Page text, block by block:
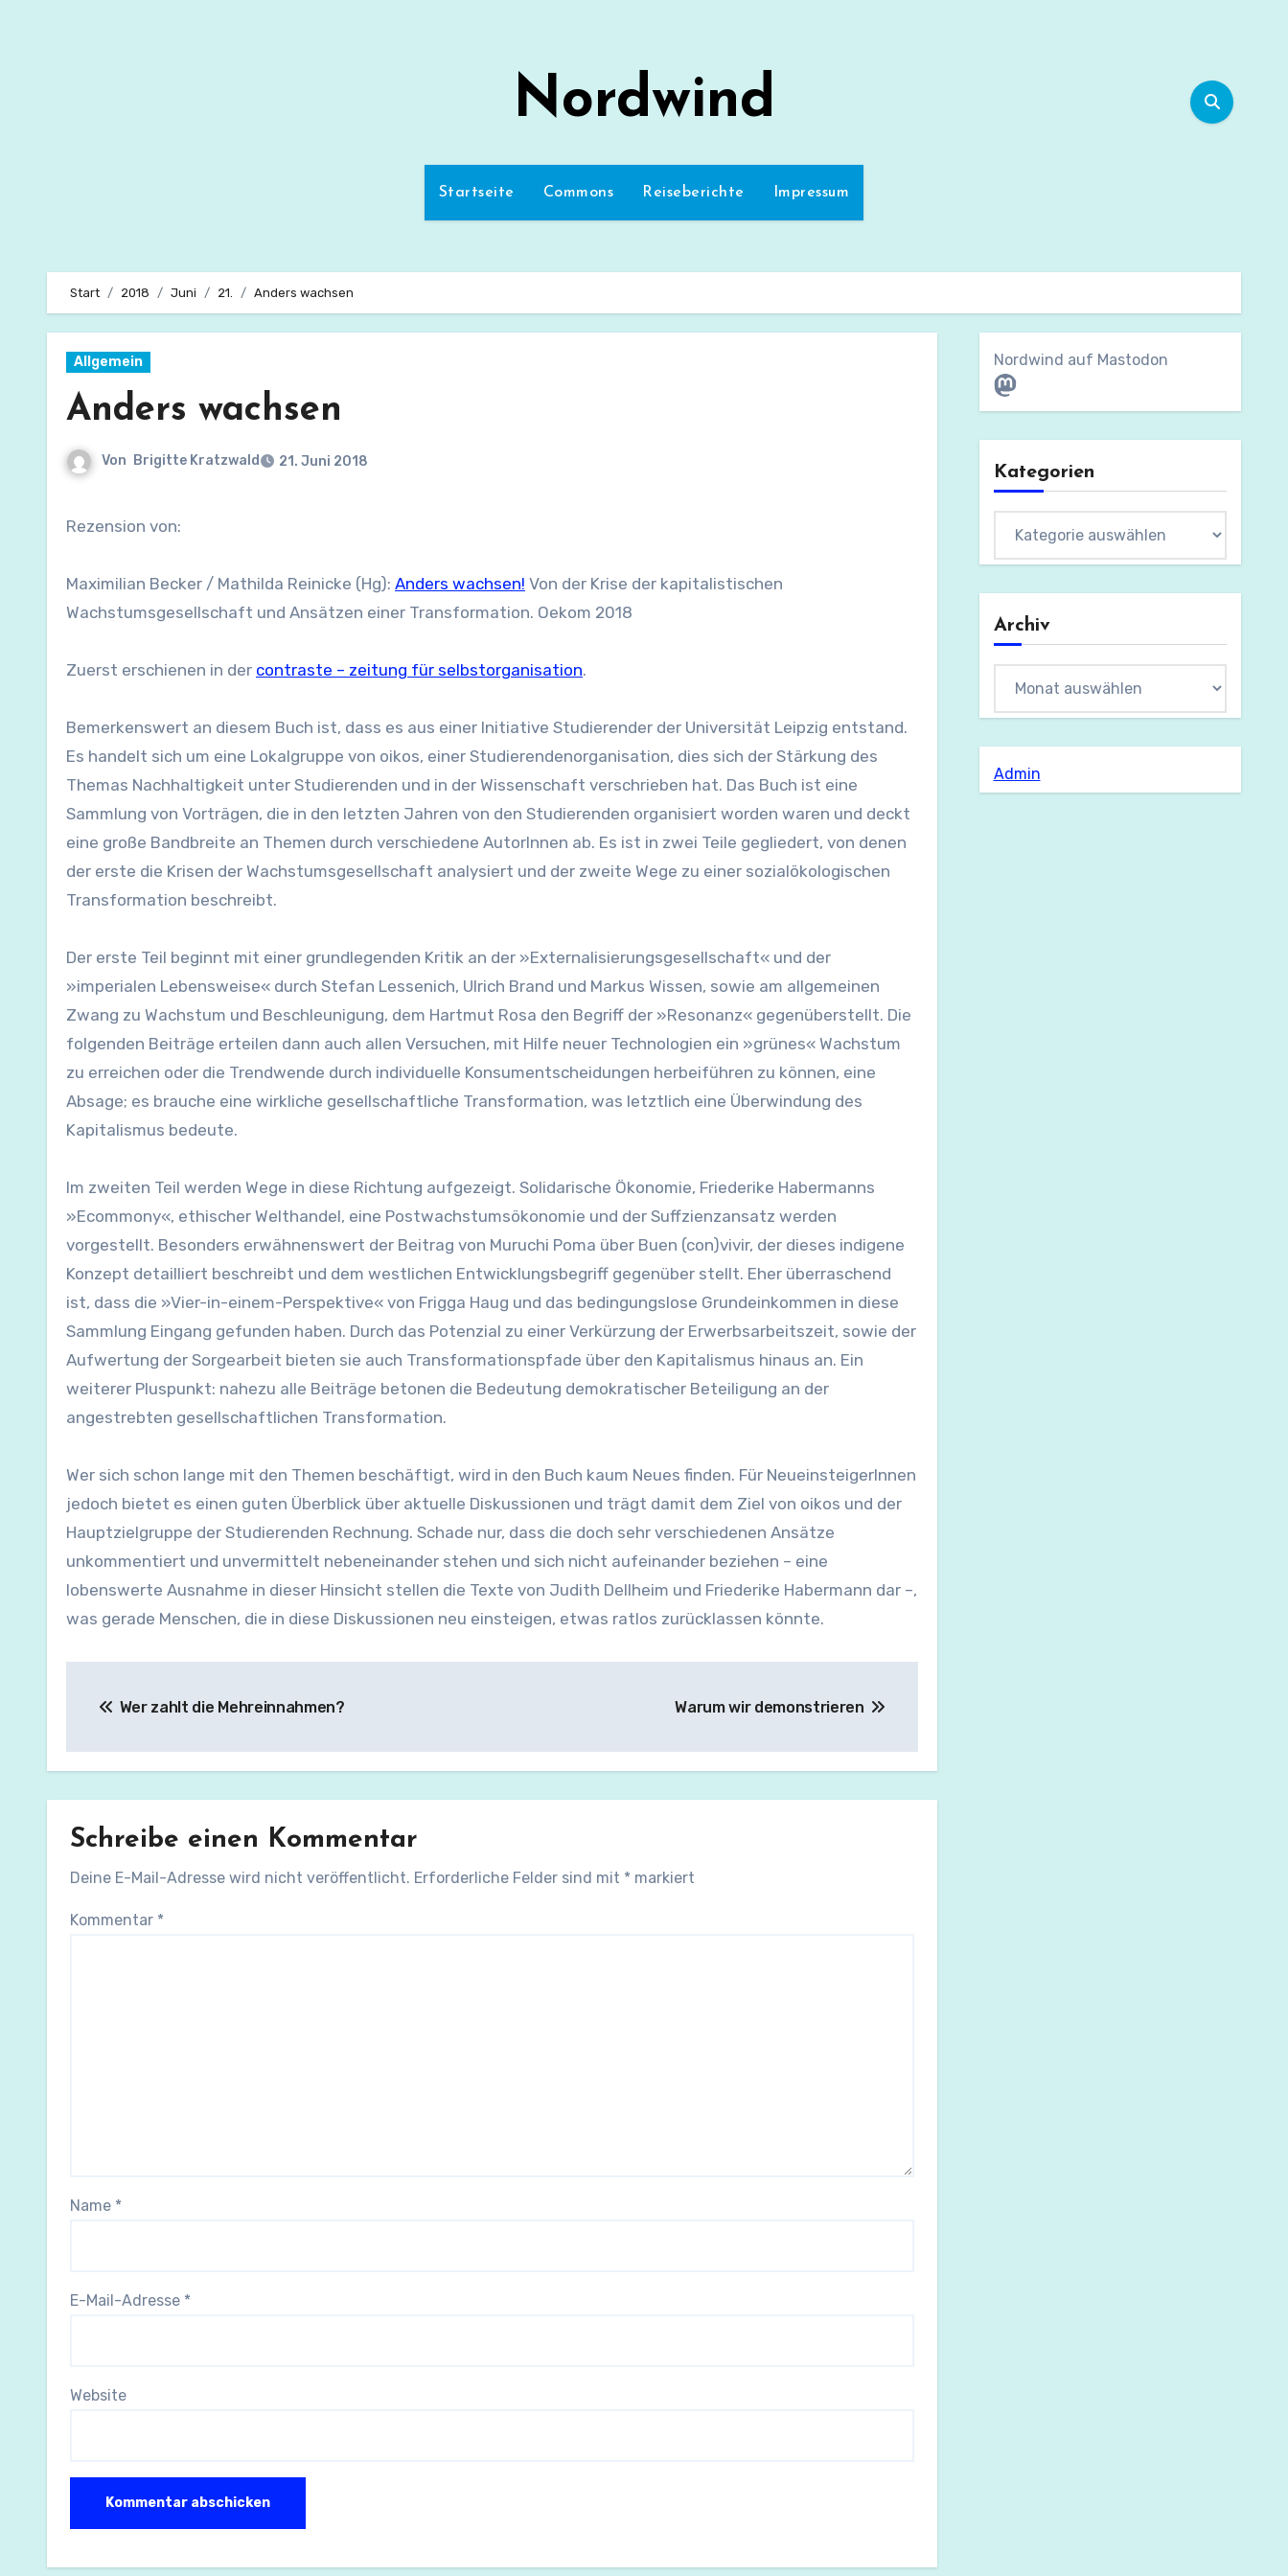
Nordwind
Startseite Commons Reiseberichte Impressum
Start 2018 Juni 21. Anders wachsen
Allgemein
Anders wachsen
Von Brigitte Kratzwald 21. Juni 2018
Rezension von:
Maximilian Becker / Mathilda Reinicke (Hg): Anders wachsen! Von der Krise der kapitalistischen
Wachstumsgesellschaft und Ansätzen einer Transformation. Oekom 2018
Zuerst erschienen in der contraste – zeitung für selbstorganisation.
Bemerkenswert an diesem Buch ist, dass es aus einer Initiative Studierender der Universität Leipzig entstand.
Es handelt sich um eine Lokalgruppe von oikos, einer Studierendenorganisation, dies sich der Stärkung des
Themas Nachhaltigkeit unter Studierenden und in der Wissenschaft verschrieben hat. Das Buch ist eine
Sammlung von Vorträgen, die in den letzten Jahren von den Studierenden organisiert worden waren und deckt
eine große Bandbreite an Themen durch verschiedene AutorInnen ab. Es ist in zwei Teile gegliedert, von denen
der erste die Krisen der Wachstumsgesellschaft analysiert und der zweite Wege zu einer sozialökologischen
Transformation beschreibt.
Der erste Teil beginnt mit einer grundlegenden Kritik an der »Externalisierungsgesellschaft« und der
»imperialen Lebensweise« durch Stefan Lessenich, Ulrich Brand und Markus Wissen, sowie am allgemeinen
Zwang zu Wachstum und Beschleunigung, dem Hartmut Rosa den Begriff der »Resonanz« gegenüberstellt. Die
folgenden Beiträge erteilen dann auch allen Versuchen, mit Hilfe neuer Technologien ein »grünes« Wachstum
zu erreichen oder die Trendwende durch individuelle Konsumentscheidungen herbeiführen zu können, eine
Absage; es brauche eine wirkliche gesellschaftliche Transformation, was letztlich eine Überwindung des
Kapitalismus bedeute.
Im zweiten Teil werden Wege in diese Richtung aufgezeigt. Solidarische Ökonomie, Friederike Habermanns
»Ecommony«, ethischer Welthandel, eine Postwachstumsökonomie und der Suffzienzansatz werden
vorgestellt. Besonders erwähnenswert der Beitrag von Muruchi Poma über Buen (con)vivir, der dieses indigene
Konzept detailliert beschreibt und dem westlichen Entwicklungsbegriff gegenüber stellt. Eher überraschend
ist, dass die »Vier-in-einem-Perspektive« von Frigga Haug und das bedingungslose Grundeinkommen in diese
Sammlung Eingang gefunden haben. Durch das Potenzial zu einer Verkürzung der Erwerbsarbeitszeit, sowie der
Aufwertung der Sorgearbeit bieten sie auch Transformationspfade über den Kapitalismus hinaus an. Ein
weiterer Pluspunkt: nahezu alle Beiträge betonen die Bedeutung demokratischer Beteiligung an der
angestrebten gesellschaftlichen Transformation.
Wer sich schon lange mit den Themen beschäftigt, wird in den Buch kaum Neues finden. Für NeueinsteigerInnen
jedoch bietet es einen guten Überblick über aktuelle Diskussionen und trägt damit dem Ziel von oikos und der
Hauptzielgruppe der Studierenden Rechnung. Schade nur, dass die doch sehr verschiedenen Ansätze
unkommentiert und unvermittelt nebeneinander stehen und sich nicht aufeinander beziehen – eine
lobenswerte Ausnahme in dieser Hinsicht stellen die Texte von Judith Dellheim und Friederike Habermann dar –,
was gerade Menschen, die in diese Diskussionen neu einsteigen, etwas ratlos zurücklassen könnte.
Wer zahlt die Mehreinnahmen? Warum wir demonstrieren
Schreibe einen Kommentar
Deine E-Mail-Adresse wird nicht veröffentlicht. Erforderliche Felder sind mit * markiert
Kommentar *
Name *
E-Mail-Adresse *
Website
Nordwind auf Mastodon
Mastodon
Kategorien
Archiv
Admin